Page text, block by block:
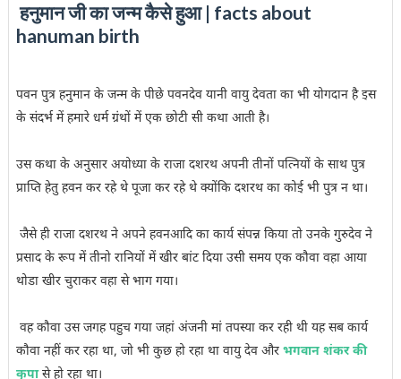
हनुमान जी का जन्म कैसे हुआ| facts about
hanuman birth
पवन पुत्र हनुमान के जन्म के पीछे पवनदेव यानी वायु देवता का भी योगदान है इस
के संदर्भ में हमारे धर्म ग्रंथों में एक छोटी सी कथा आती है।
उस कथा के अनुसार अयोध्या के राजा दशरथ अपनी तीनों पत्नियों के साथ पुत्र
प्राप्ति हेतु हवन कर रहे थे पूजा कर रहे थे क्योंकि दशरथ का कोई भी पुत्र न था।
जैसे ही राजा दशरथ ने अपने हवनआदि का कार्य संपन्न किया तो उनके गुरुदेव ने
प्रसाद के रूप में तीनो रानियों में खीर बांट दिया उसी समय एक कौवा वहा आया
थोडा खीर चुराकर वहा से भाग गया।
वह कौवा उस जगह पहुच गया जहां अंजनी मां तपस्या कर रही थी यह सब कार्य
कौवा नहीं कर रहा था, जो भी कुछ हो रहा था वायु देव और भगवान शंकर की
कृपासे हो रहा था।